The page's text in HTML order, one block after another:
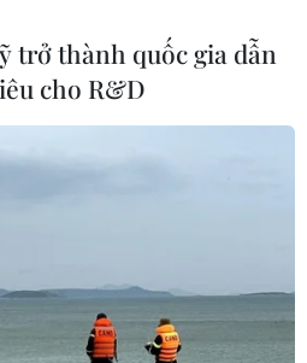
trở thành quốc gia dẫn
cho R&D